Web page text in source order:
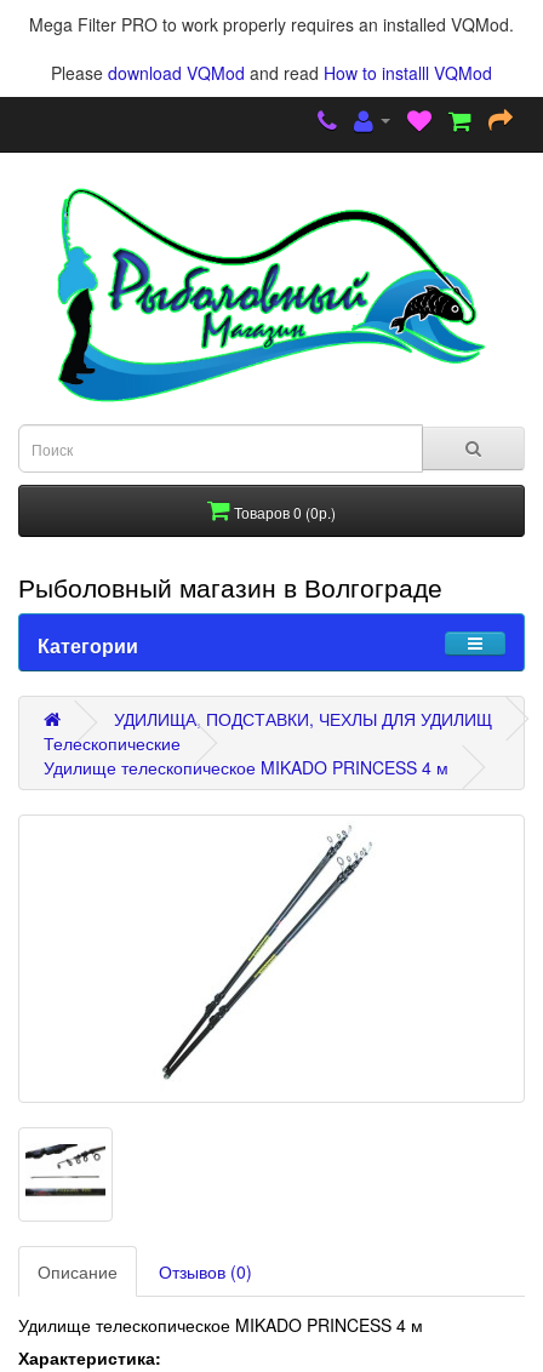
Mega Filter PRO to work properly requires an installed VQMod.
Please download VQMod and read How to installl VQMod
Товаров 0 (0р.)
Рыболовный магазин в Волгограде
Категории
УДИЛИЩА, ПОДСТАВКИ, ЧЕХЛЫ ДЛЯ УДИЛИЩ
Телескопические
Удилище телескопическое MIKADO PRINCESS 4 м
Описание Отзывов (0)
Удилище телескопическое MIKADO PRINCESS 4 м
Характеристика: